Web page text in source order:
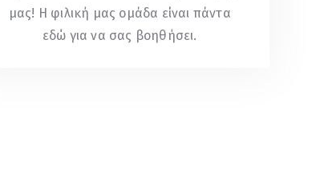
μας! Η φιλική μας ομάδα είναι πάντα
εδώ για να σας βοηθήσει.